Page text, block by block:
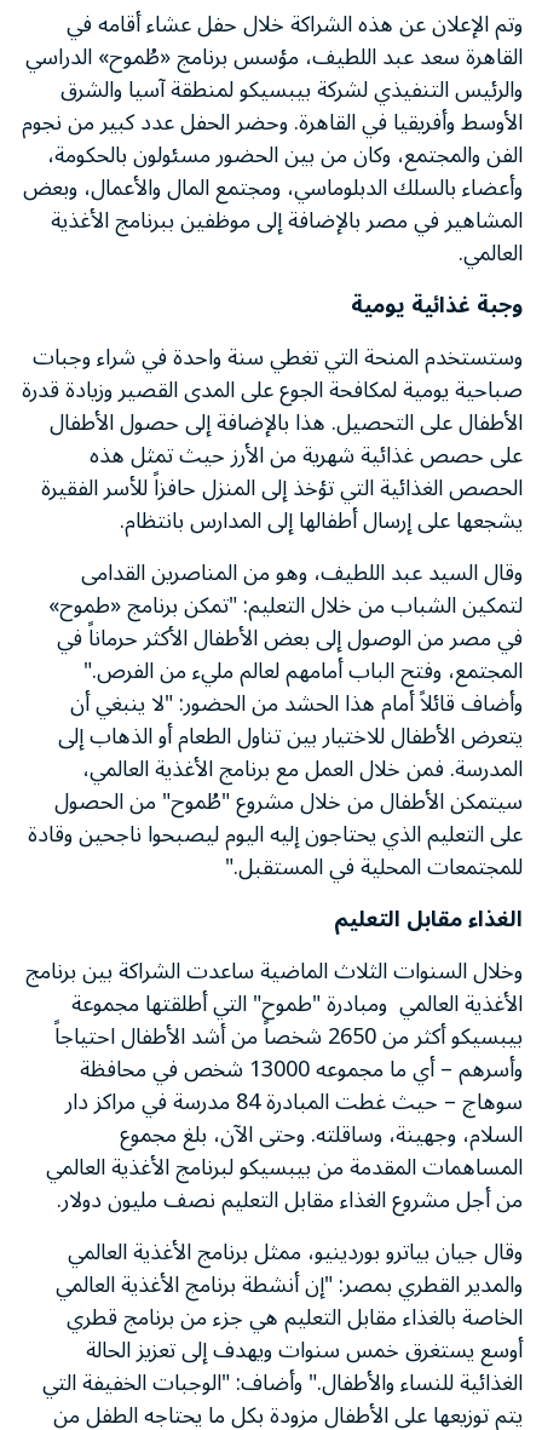
وتم الإعلان عن هذه الشراكة خلال حفل عشاء أقامه في
القاهرة سعد عبد اللطيف، مؤسس برنامج «طُموح» الدراسي
والرئيس التنفيذي لشركة بيبسيكو لمنطقة آسيا والشرق
الأوسط وأفريقيا في القاهرة. وحضر الحفل عدد كبير من نجوم
الفن والمجتمع، وكان من بين الحضور مسئولون بالحكومة،
وأعضاء بالسلك الدبلوماسي، ومجتمع المال والأعمال، وبعض
المشاهير في مصر بالإضافة إلى موظفين ببرنامج الأغذية
العالمي.
وجبة غذائية يومية
وستستخدم المنحة التي تغطي سنة واحدة في شراء وجبات
صباحية يومية لمكافحة الجوع على المدى القصير وزيادة قدرة
الأطفال على التحصيل. هذا بالإضافة إلى حصول الأطفال
على حصص غذائية شهرية من الأرز حيث تمثل هذه
الحصص الغذائية التي تؤخذ إلى المنزل حافزاً للأسر الفقيرة
يشجعها على إرسال أطفالها إلى المدارس بانتظام.
وقال السيد عبد اللطيف، وهو من المناصرين القدامى
لتمكين الشباب من خلال التعليم: "تمكن برنامج «طموح»
في مصر من الوصول إلى بعض الأطفال الأكثر حرماناً في
المجتمع، وفتح الباب أمامهم لعالم مليء من الفرص."
وأضاف قائلاً أمام هذا الحشد من الحضور: "لا ينبغي أن
يتعرض الأطفال للاختيار بين تناول الطعام أو الذهاب إلى
المدرسة. فمن خلال العمل مع برنامج الأغذية العالمي،
سيتمكن الأطفال من خلال مشروع "طُموح" من الحصول
على التعليم الذي يحتاجون إليه اليوم ليصبحوا ناجحين وقادة
للمجتمعات المحلية في المستقبل."
الغذاء مقابل التعليم
وخلال السنوات الثلاث الماضية ساعدت الشراكة بين برنامج
الأغذية العالمي ومبادرة "طموح" التي أطلقتها مجموعة
بيبسيكو أكثر من 2650 شخصاً من أشد الأطفال احتياجاً
وأسرهم – أي ما مجموعه 13000 شخص في محافظة
سوهاج – حيث غطت المبادرة 84 مدرسة في مراكز دار
السلام، وجهينة، وساقلته. وحتى الآن، بلغ مجموع
المساهمات المقدمة من بيبسيكو لبرنامج الأغذية العالمي
من أجل مشروع الغذاء مقابل التعليم نصف مليون دولار.
وقال جيان بياترو بوردينيو، ممثل برنامج الأغذية العالمي
والمدير القطري بمصر: "إن أنشطة برنامج الأغذية العالمي
الخاصة بالغذاء مقابل التعليم هي جزء من برنامج قطري
أوسع يستغرق خمس سنوات ويهدف إلى تعزيز الحالة
الغذائية للنساء والأطفال." وأضاف: "الوجبات الخفيفة التي
يتم توزيعها على الأطفال مزودة بكل ما يحتاجه الطفل من